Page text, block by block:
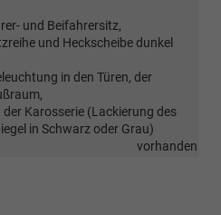
und Beifahrersitz,
und Heckscheibe dunkel
in den Türen, der
Karosserie (Lackierung des
in Schwarz oder Grau)
vorhanden